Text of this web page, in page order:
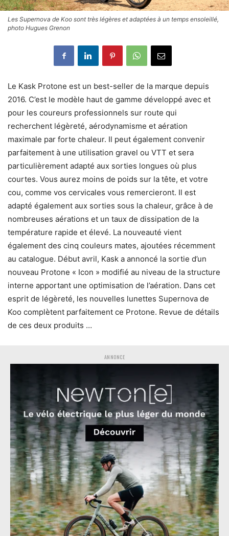
Les Supernova de Koo sont très légères et adaptées à un temps ensoleillé,
photo Hugues Grenon
Le Kask Protone est un best-seller de la marque depuis
2016. C’est le modèle haut de gamme développé avec et
pour les coureurs professionnels sur route qui
recherchent légèreté, aérodynamisme et aération
maximale par forte chaleur. Il peut également convenir
parfaitement à une utilisation gravel ou VTT et sera
particulièrement adapté aux sorties longues où plus
courtes. Vous aurez moins de poids sur la tête, et votre
cou, comme vos cervicales vous remercieront. Il est
adapté également aux sorties sous la chaleur, grâce à de
nombreuses aérations et un taux de dissipation de la
température rapide et élevé. La nouveauté vient
également des cinq couleurs mates, ajoutées récemment
au catalogue. Début avril, Kask a annoncé la sortie d’un
nouveau Protone « Icon » modifié au niveau de la structure
interne apportant une optimisation de l’aération. Dans cet
esprit de légèreté, les nouvelles lunettes Supernova de
Koo complètent parfaitement ce Protone. Revue de détails
de ces deux produits …
ANNONCE